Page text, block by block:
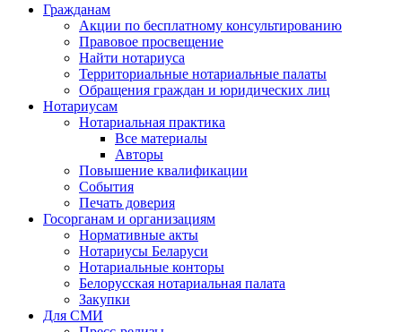
Гражданам
Акции по бесплатному консультированию
Правовое просвещение
Найти нотариуса
Территориальные нотариальные палаты
Обращения граждан и юридических лиц
Нотариусам
Нотариальная практика
Все материалы
Авторы
Повышение квалификации
События
Печать доверия
Госорганам и организациям
Нормативные акты
Нотариусы Беларуси
Нотариальные конторы
Белорусская нотариальная палата
Закупки
Для СМИ